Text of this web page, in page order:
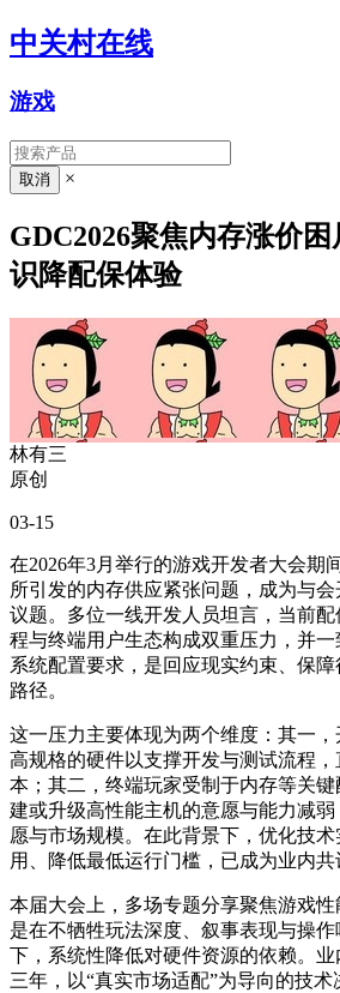
中关村在线
游戏
×
GDC2026聚焦内存涨价
识降配保体验
林有三
原创
03-15
在2026年3月举行的游戏开发者大会期
所引发的内存供应紧张问题，成为与
议题。多位一线开发人员坦言，当前
程与终端用户生态构成双重压力，并
系统配置要求，是回应现实约束、保
路径。
这一压力主要体现为两个维度：其一
高规格的硬件以支撑开发与测试流程
本；其二，终端玩家受制于内存等关
建或升级高性能主机的意愿与能力减
愿与市场规模。在此背景下，优化技
用、降低最低运行门槛，已成为业内共
本届大会上，多场专题分享聚焦游戏
是在不牺牲玩法深度、叙事表现与操
下，系统性降低对硬件资源的依赖。
三年，以“真实市场适配”为导向的技